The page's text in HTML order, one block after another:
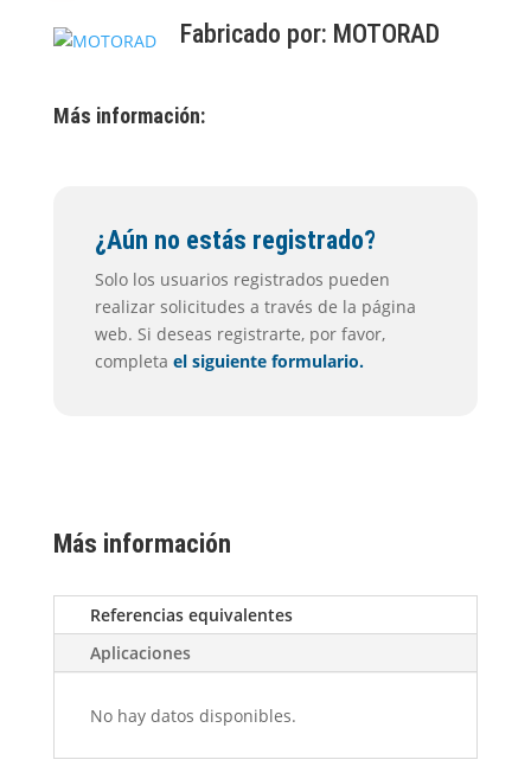
Fabricado por: MOTORAD
Más información:
¿Aún no estás registrado?
Solo los usuarios registrados pueden
realizar solicitudes a través de la página
web. Si deseas registrarte, por favor,
completa el siguiente formulario.
Más información
Referencias equivalentes
Aplicaciones
No hay datos disponibles.